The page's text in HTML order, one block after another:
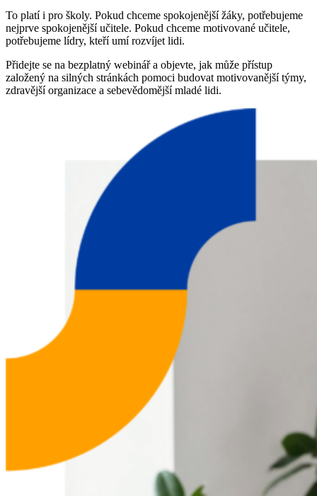
To platí i pro školy. Pokud chceme spokojenější žáky, potřebujeme
nejprve spokojenější učitele. Pokud chceme motivované učitele,
potřebujeme lídry, kteří umí rozvíjet lidi.
Přidejte se na bezplatný webinář a objevte, jak může přístup
založený na silných stránkách pomoci budovat motivovanější týmy,
zdravější organizace a sebevědomější mladé lidi.